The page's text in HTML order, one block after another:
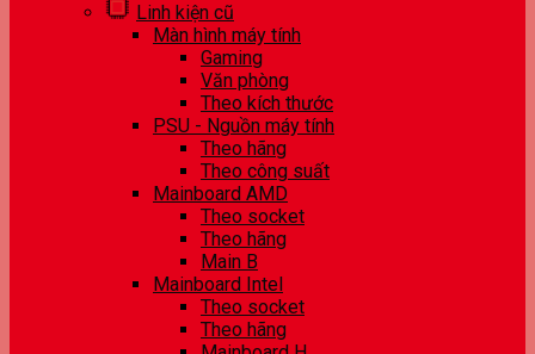
Linh kiện cũ
Màn hình máy tính
Gaming
Văn phòng
Theo kích thước
PSU - Nguồn máy tính
Theo hãng
Theo công suất
Mainboard AMD
Theo socket
Theo hãng
Main B
Mainboard Intel
Theo socket
Theo hãng